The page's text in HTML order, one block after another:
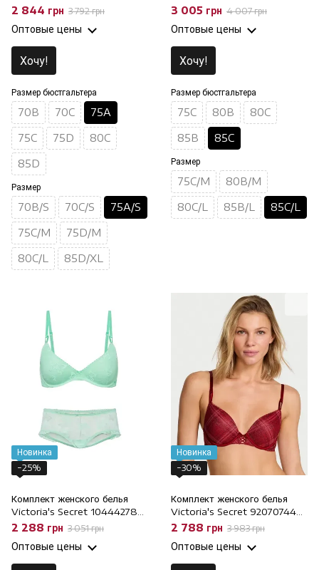
Красный, 75A/S, 75A
2 844 грн 3 792 грн
Оптовые цены
Хочу!
Размер бюстгальтера
70B 70C 75A
75C 75D 80C
85D
Размер
70B/S 70C/S 75A/S
75C/M 75D/M
80C/L 85D/XL
Молочный, 85C/L, 85C
3 005 грн 4 007 грн
Оптовые цены
Хочу!
Размер бюстгальтера
75C 80B 80C
85B 85C
Размер
75C/M 80B/M
80C/L 85B/L 85C/L
Новинка
−25%
Комплект женского белья
Victoria's Secret 104442789
Зеленый, 75B/S, 75B
2 288 грн 3 051 грн
Оптовые цены
Новинка
−30%
Комплект женского белья
Victoria's Secret 920707446
Красный, 85C/L, 85C
2 788 грн 3 983 грн
Оптовые цены